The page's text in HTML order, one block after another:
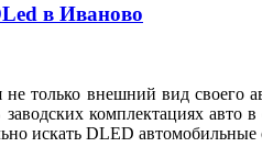
в Иваново
только внешний вид своего
комплектациях авто
искать DLED